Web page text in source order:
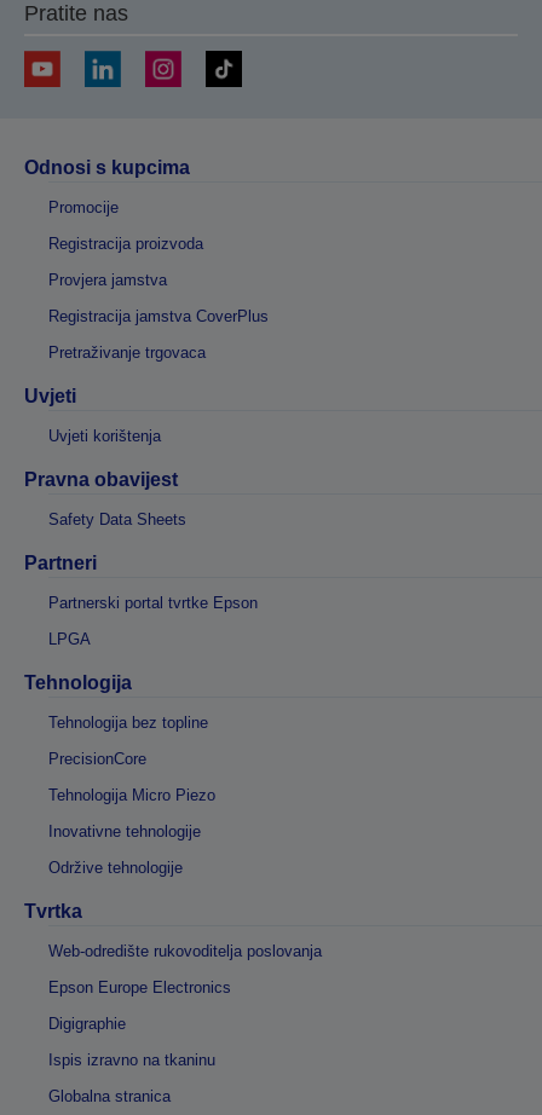
Pratite nas
Odnosi s kupcima
Promocije
Registracija proizvoda
Provjera jamstva
Registracija jamstva CoverPlus
Pretraživanje trgovaca
Uvjeti
Uvjeti korištenja
Pravna obavijest
Safety Data Sheets
Partneri
Partnerski portal tvrtke Epson
LPGA
Tehnologija
Tehnologija bez topline
PrecisionCore
Tehnologija Micro Piezo
Inovativne tehnologije
Održive tehnologije
Tvrtka
Web-odredište rukovoditelja poslovanja
Epson Europe Electronics
Digigraphie
Ispis izravno na tkaninu
Globalna stranica